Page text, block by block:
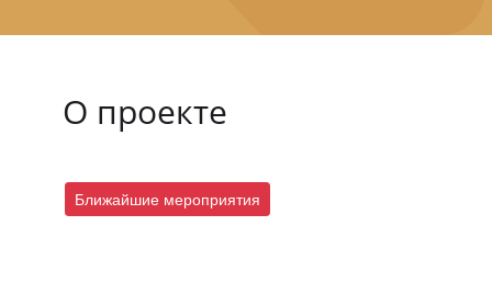
О проекте
Ближайшие мероприятия